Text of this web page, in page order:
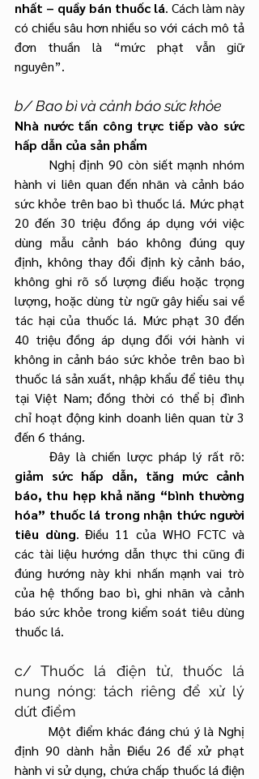
nhất – quầy bán thuốc lá. Cách làm này
có chiều sâu hơn nhiều so với cách mô tả
đơn thuần là “mức phạt vẫn giữ
nguyên”.
b/ Bao bì và cảnh báo sức khỏe
Nhà nước tấn công trực tiếp vào sức
hấp dẫn của sản phẩm
hành vi liên quan đến nhãn và cảnh báo
sức khỏe trên bao bì thuốc lá. Mức phạt
20 đến 30 triệu đồng áp dụng với việc
dùng mẫu cảnh báo không đúng quy
định, không thay đổi định kỳ cảnh báo,
không ghi rõ số lượng điếu hoặc trọng
lượng, hoặc dùng từ ngữ gây hiểu sai về
tác hại của thuốc lá. Mức phạt 30 đến
40 triệu đồng áp dụng đối với hành vi
không in cảnh báo sức khỏe trên bao bì
thuốc lá sản xuất, nhập khẩu để tiêu thụ
tại Việt Nam; đồng thời có thể bị đình
chỉ hoạt động kinh doanh liên quan từ 3
đến 6 tháng.
giảm sức hấp dẫn, tăng mức cảnh
báo, thu hẹp khả năng “bình thường
hóa” thuốc lá trong nhận thức người
tiêu dùng. Điều 11 của WHO FCTC và
các tài liệu hướng dẫn thực thi cũng đi
đúng hướng này khi nhấn mạnh vai trò
của hệ thống bao bì, ghi nhãn và cảnh
báo sức khỏe trong kiểm soát tiêu dùng
thuốc lá.
c/ Thuốc lá điện tử, thuốc lá
nung nóng: tách riêng để xử lý
dứt điểm
định 90 dành hẳn Điều 26 để xử phạt
hành vi sử dụng, chứa chấp thuốc lá điện